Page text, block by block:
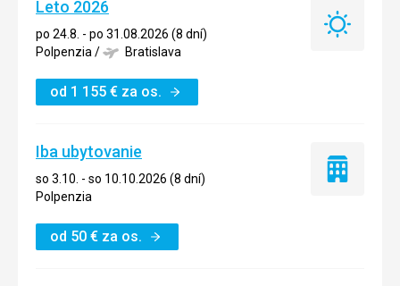
Leto 2026
po 24.8. - po 31.08.2026 (8 dní)
Polpenzia/ Bratislava
od 1 155 € za os.
Leto
Iba ubytovanie
so 3.10. - so 10.10.2026 (8 dní)
Polpenzia
od 50 € za os.
Iba